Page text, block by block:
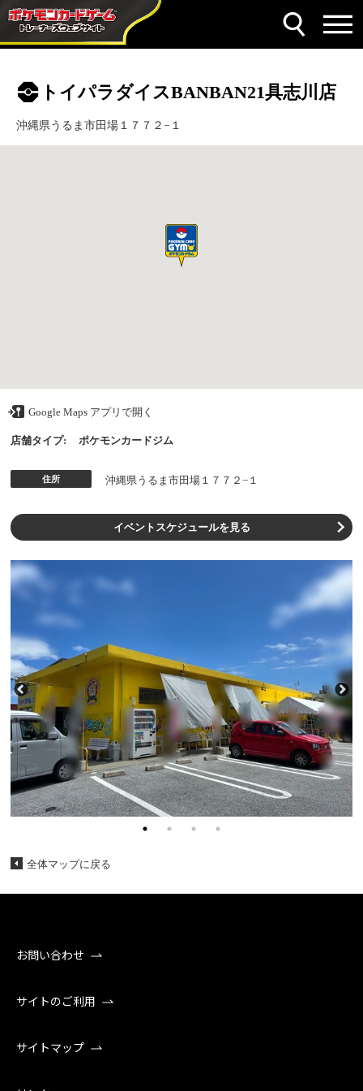
トイパラダイスBANBAN21具志川店
沖縄県うるま市田場１７７２−１
Google Maps アプリで開く
店舗タイプ: ポケモンカードジム
住所 沖縄県うるま市田場１７７２−１
イベントスケジュールを見る
全体マップに戻る
お問い合わせ
サイトのご利用
サイトマップ